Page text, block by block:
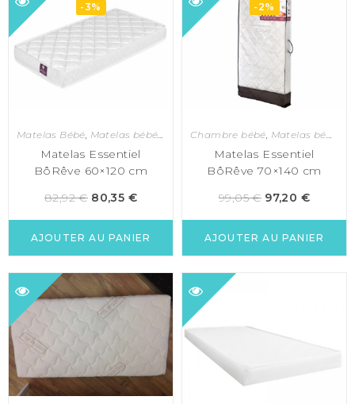
-3%
Matelas Bébé Matelas bébé 60x120 ,Matelas bébé et enfant
Matelas Essentiel
BôRêve 60×120 cm
82,92€ 80,35 €
AJOUTER AU PANIER
-2%
Chambre bébé Matelas bébé 70x140
Matelas Essentiel
BôRêve 70×140 cm
99,05€ 97,20 €
AJOUTER AU PANIER